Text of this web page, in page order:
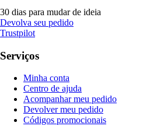
30 dias para mudar de ideia
Devolva seu pedido
Trustpilot
Serviços
Minha conta
Centro de ajuda
Acompanhar meu pedido
Devolver meu pedido
Códigos promocionais